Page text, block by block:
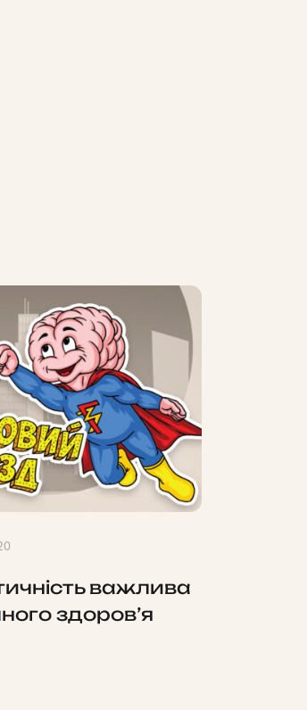
важлива
здоров’я